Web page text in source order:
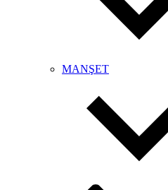
MANŞET